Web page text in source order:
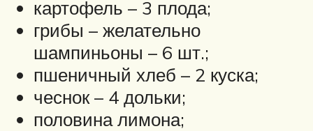
картофель – 3 плода;
грибы – желательно
шампиньоны – 6 шт.;
пшеничный хлеб – 2 куска;
чеснок – 4 дольки;
половина лимона;